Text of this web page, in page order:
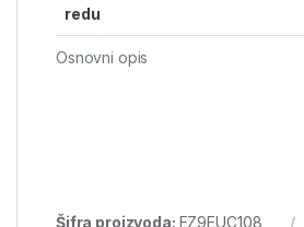
Osnovni opis
redu
Šifra proizvoda: EZ9EUC108